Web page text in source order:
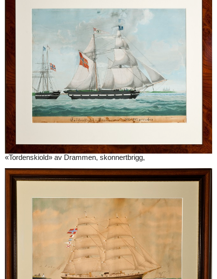
«Tordenskiold» av Drammen, skonnertbrigg,